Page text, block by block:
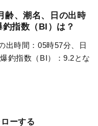
齢、潮名、日の出時
指数（BI）は？
出時間：05時57分、日
釣指数（BI）：9.2とな
ーする